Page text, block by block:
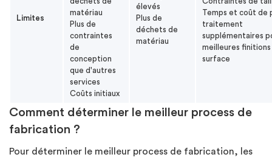
Limites
matériau
Plus de
contraintes
de
conception
que d'autres
services
Coûts initiaux
élevés
Plus de
déchets de
matériau
Temps et coût de
traitement
supplémentaires
meilleures finitions
surface
Comment déterminer le meilleur process de
fabrication ?
Pour déterminer le meilleur process de fabrication, les